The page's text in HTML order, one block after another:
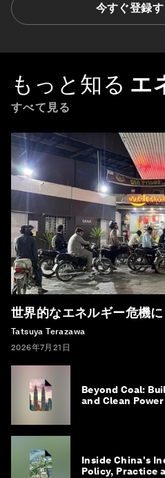
今すぐ登録
もっと知る エ
すべて見る
世界的なエネルギー危機
Tatsuya Terazawa
2026年7月21日
Beyond Coal:
and Clean
Inside China's
Policy, Practice